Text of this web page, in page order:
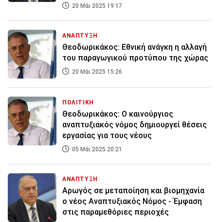
20 Μάι 2025 19:17
ΑΝΑΠΤΥΞΗ
Θεοδωρικάκος: Εθνική ανάγκη η αλλαγή
του παραγωγικού προτύπου της χώρας
20 Μάι 2025 15:26
ΠΟΛΙΤΙΚΗ
Θεοδωρικάκος: Ο καινούργιος
αναπτυξιακός νόμος δημιουργεί θέσεις
εργασίας για τους νέους
05 Μάι 2025 20:21
ΑΝΑΠΤΥΞΗ
Αρωγός σε μεταποίηση και βιομηχανία
ο νέος Αναπτυξιακός Νόμος - Έμφαση
στις παραμεθόριες περιοχές